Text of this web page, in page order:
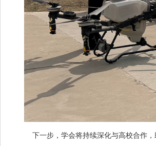
下一步，学会将持续深化与高校合作，